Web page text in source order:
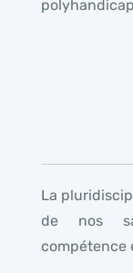
La
de nos
compétence